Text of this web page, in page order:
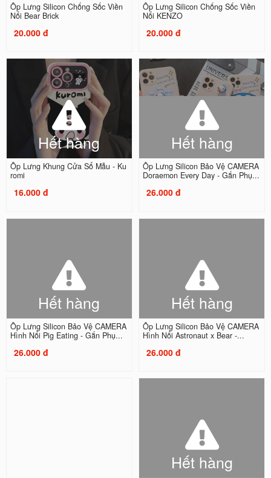
Ốp Lưng Silicon Chống Sốc Viền
Nổi Bear Brick
20.000 đ
Ốp Lưng Silicon Chống Sốc Viền
Nổi KENZO
20.000 đ
Hết hàng
Ốp Lưng Khung Cửa Sổ Mẫu - Ku
romi
16.000 đ
Hết hàng
Ốp Lưng Silicon Bảo Vệ CAMERA
Doraemon Every Day - Gắn Phụ...
26.000 đ
Hết hàng
Ốp Lưng Silicon Bảo Vệ CAMERA
Hình Nổi Pig Eating - Gắn Phụ...
26.000 đ
Hết hàng
Ốp Lưng Silicon Bảo Vệ CAMERA
Hình Nổi Astronaut x Bear -...
26.000 đ
Hết hàng